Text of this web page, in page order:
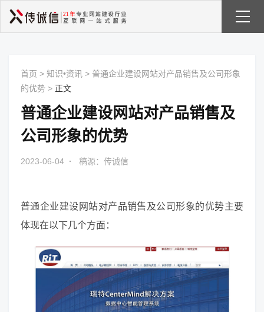
首页 > 知识•资讯 > 普通企业建设网站对产品销售及公司形象
的优势 > 正文
普通企业建设网站对产品销售及
公司形象的优势
2023-06-04 · 稿源：传诚信
普通企业建设网站对产品销售及公司形象的优势主要
体现在以下几个方面：